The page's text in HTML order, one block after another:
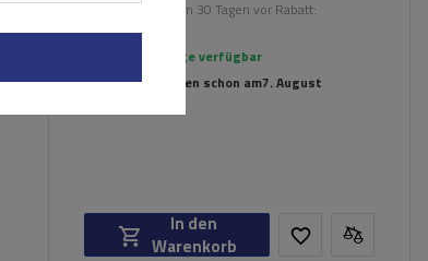
Niedrigster Preis in 30 Tagen vor Rabatt:
Große Menge verfügbar
Wir versenden schon am7. August
In den
Warenkorb